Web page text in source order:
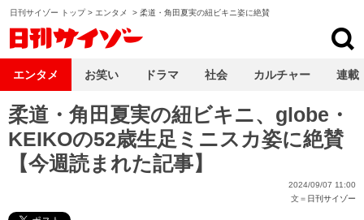
日刊サイゾー トップ> エンタメ > 柔道・角田夏実の紐ビキニ姿に絶賛
柔道・角田夏実の紐ビキニ、globe・
KEIKOの52歳生足ミニスカ姿に絶賛
【今週読まれた記事】
2024/09/07 11:00
文＝ 日刊サイゾー
エンタメ お笑い ドラマ 社会 カルチャー 連載